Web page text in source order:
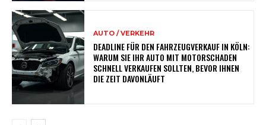
AUTO / VERKEHR
DEADLINE FÜR DEN FAHRZEUGVERKAUF IN KÖLN:
WARUM SIE IHR AUTO MIT MOTORSCHADEN
SCHNELL VERKAUFEN SOLLTEN, BEVOR IHNEN
DIE ZEIT DAVONLÄUFT